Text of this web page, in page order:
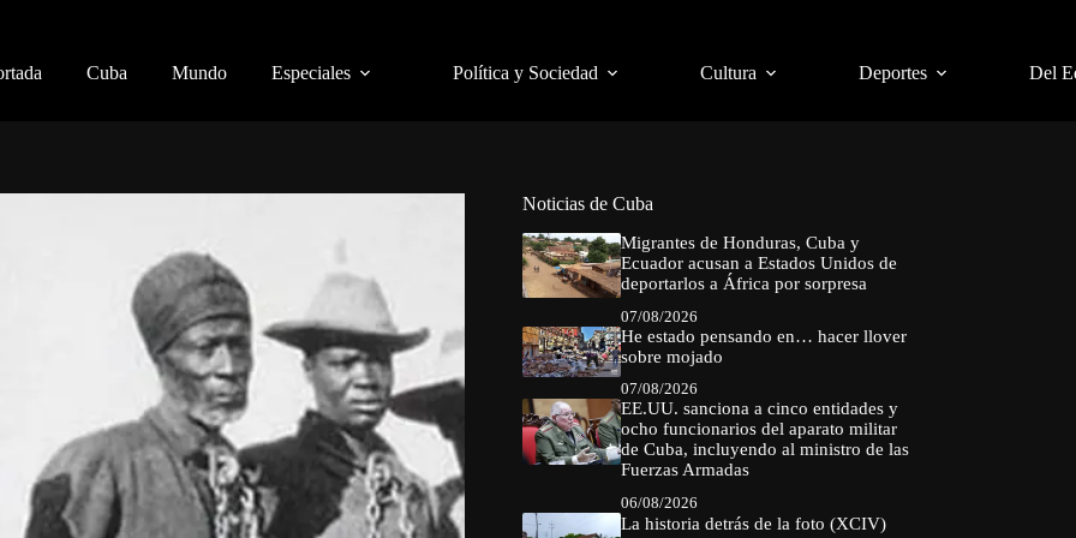
Cuba Mundo Especiales Política y Sociedad Cultura Deportes Del
Noticias de Cuba
Migrantes de Honduras, Cuba y
Ecuador acusan a Estados Unidos de
deportarlos a África por sorpresa
07/08/2026
He estado pensando en… hacer llover
sobre mojado
07/08/2026
EE.UU. sanciona a cinco entidades y
ocho funcionarios del aparato militar
de Cuba, incluyendo al ministro de las
Fuerzas Armadas
06/08/2026
La historia detrás de la foto (XCIV)